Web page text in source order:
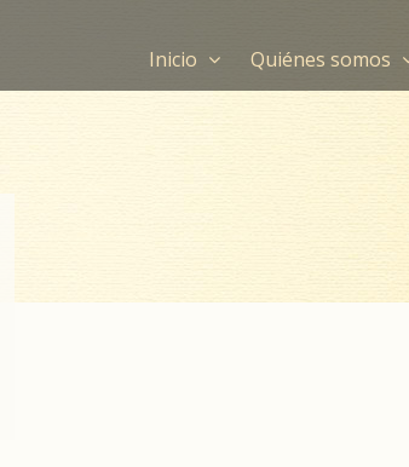
Inicio Quiénes somos